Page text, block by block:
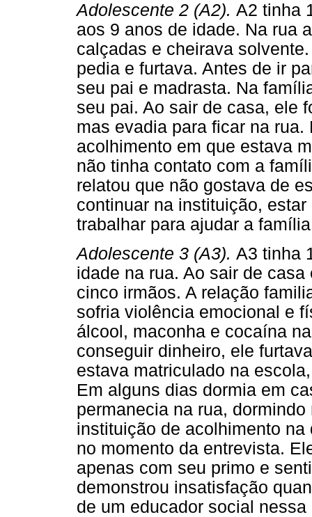
Adolescente 2 (A2). A2 tinha
aos 9 anos de idade. Na rua
calçadas e cheirava
pedia e furtava. Antes de ir
seu pai e madrasta. Na
seu pai. Ao sair de casa, ele
mas evadia para ficar na
acolhimento em que estava
não tinha contato com a
relatou que não gostava de
continuar na instituição,
trabalhar para ajudar a
Adolescente 3 (A3). A3 tinha
idade na rua. Ao sair de
cinco irmãos. A relação
sofria violência emocional e
álcool, maconha e cocaína
conseguir dinheiro, ele
estava matriculado na
Em alguns dias dormia em
permanecia na rua,
instituição de acolhimento
no momento da entrevista.
apenas com seu primo e
demonstrou insatisfação
de um educador social